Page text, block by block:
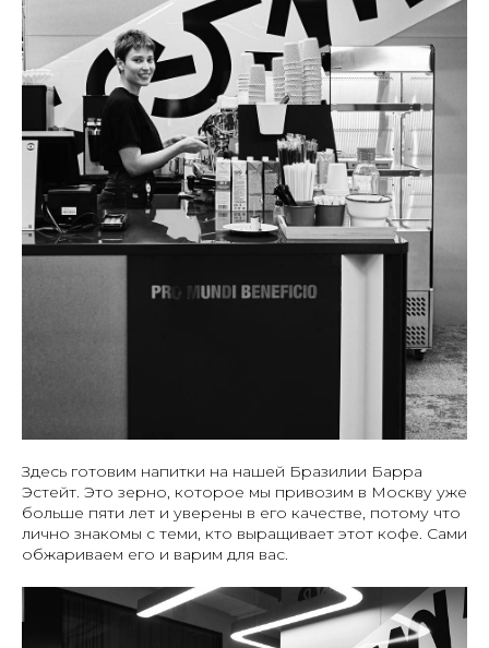
Здесь готовим напитки на нашей Бразилии Барра
Эстейт. Это зерно, которое мы привозим в Москву уже
больше пяти лет и уверены в его качестве, потому что
лично знакомы с теми, кто выращивает этот кофе. Сами
обжариваем его и варим для вас.